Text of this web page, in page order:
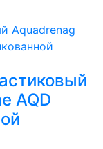
AQD